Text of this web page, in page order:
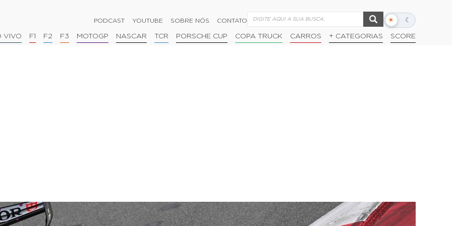
PODCAST YOUTUBE SOBRE NÓS CONTATO ☀ ☾
Alternar
escuro
VIVO F1 F2 F3 MOTOGP NASCAR TCR PORSCHE CUP COPA TRUCK CARROS + CATEGORIAS SCORE